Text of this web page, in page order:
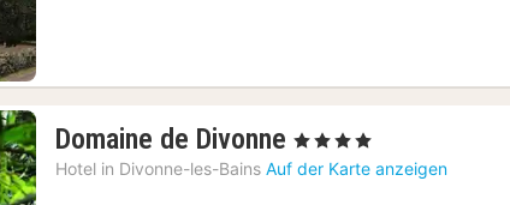
Domaine de Divonne 1
Nacht
, 4 Sterne
Hotel in Divonne-les-Bains Auf der Karte anzeigen